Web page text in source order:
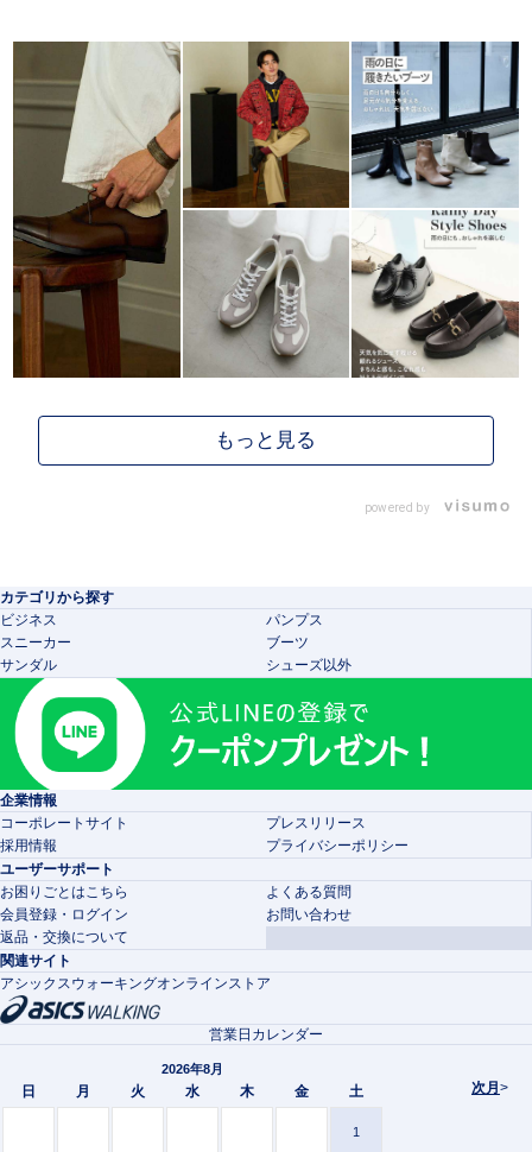
powered by
カテゴリから探す
ビジネス
パンプス
スニーカー
ブーツ
サンダル
シューズ以外
企業情報
コーポレートサイト
プレスリリース
採用情報
プライバシーポリシー
ユーザーサポート
お困りごとはこちら
よくある質問
会員登録・ログイン
お問い合わせ
返品・交換について
関連サイト
アシックスウォーキングオンラインストア
次月 >
営業日カレンダー
2026年8月
日 月 火 水 木 金 土
1